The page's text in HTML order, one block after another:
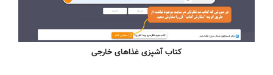
کتاب آشپزی غذاهای خارجی